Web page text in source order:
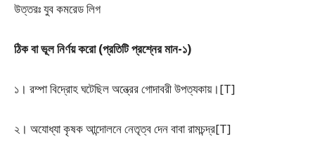
উত্তরঃ যুব কমরেড লিগ
ঠিক বা ভূল নির্ণয় করো (প্রতিটি প্রশ্নের মান-১)
১। রম্পা বিদ্রোহ ঘটেছিল অন্ত্রের গোদাবরী উপত্যকায়।[T]
২। অযোধ্যা কৃষক আন্দোলনে নেতৃত্ব দেন বাবা রামচন্দ্র[T]